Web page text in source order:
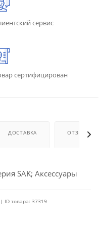
сервис
сертифицирован
ДОСТАВКА ОТЗЫВЫ
SAK; Аксессуары
ID товара: 37319